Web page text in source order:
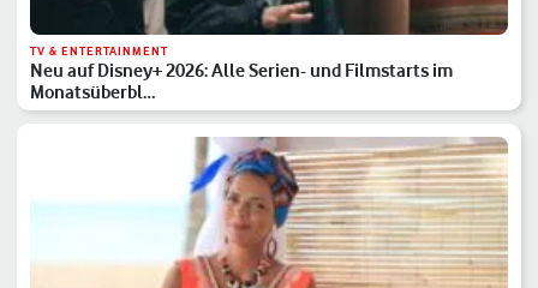
TV & ENTERTAINMENT
Neu auf Disney+ 2026: Alle Serien- und Filmstarts im
Monatsüberbl…